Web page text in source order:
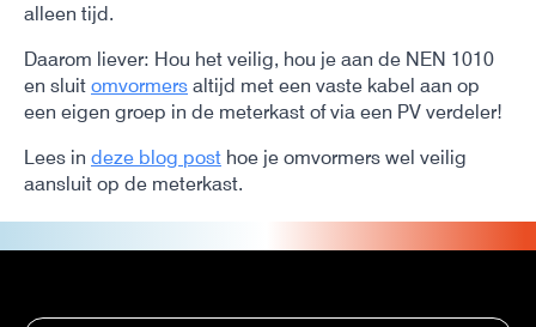
alleen tijd.
Daarom liever: Hou het veilig, hou je aan de NEN 1010
en sluit omvormers altijd met een vaste kabel aan op
een eigen groep in de meterkast of via een PV verdeler!
Lees in deze blog post hoe je omvormers wel veilig
aansluit op de meterkast.